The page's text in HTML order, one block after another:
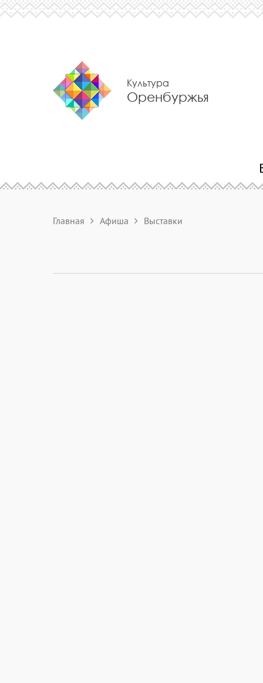
Культура
Оренбуржья
Главная Афиша Выставки